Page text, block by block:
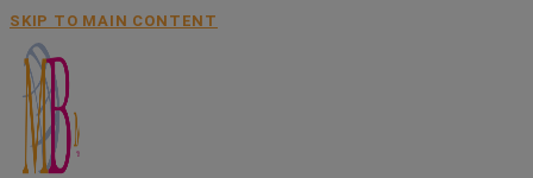
SKIP TO MAIN CONTENT